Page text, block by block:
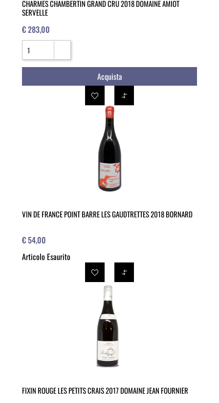
CHARMES CHAMBERTIN GRAND CRU 2018 DOMAINE AMIOT
SERVELLE
€ 283,00
Quantità
Acquista
VIN DE FRANCE POINT BARRE LES GAUDTRETTES 2018 BORNARD
€ 54,00
Articolo Esaurito
FIXIN ROUGE LES PETITS CRAIS 2017 DOMAINE JEAN FOURNIER